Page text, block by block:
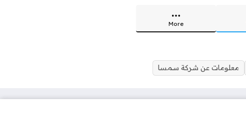
More
معلومات عن شركة سمسا